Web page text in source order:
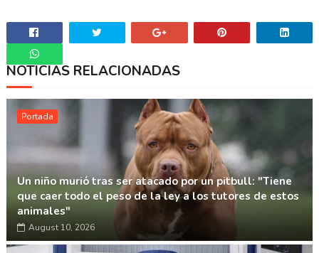
Whatsapp
NOTICIAS RELACIONADAS
Portada
Un niño murió tras ser atacado por un pitbull: "Tiene
que caer todo el peso de la ley a los tutores de estos
animales"
August 10, 2026